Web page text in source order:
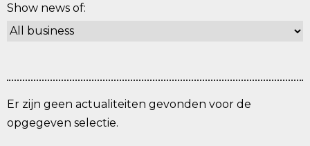
Show news of:
Er zijn geen actualiteiten gevonden voor de
opgegeven selectie.